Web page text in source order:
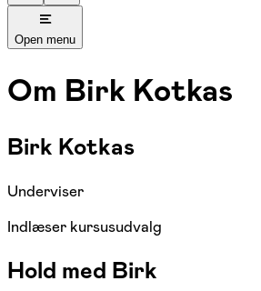
Open menu
Om Birk Kotkas
Birk Kotkas
Underviser
Indlæser kursusudvalg
Hold med Birk